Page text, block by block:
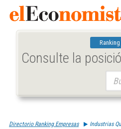
Consulte la
Directorio Ranking Empresas Industrias